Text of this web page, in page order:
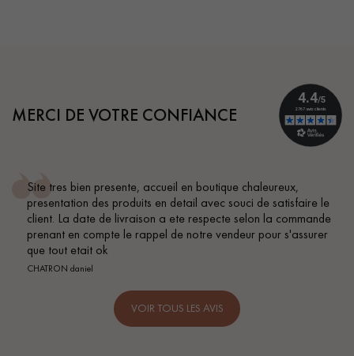
MERCI DE VOTRE CONFIANCE
Conseil parfait, échanges fluides. Je recommande totalement
BEILE FRANCK
VOIR TOUS LES AVIS